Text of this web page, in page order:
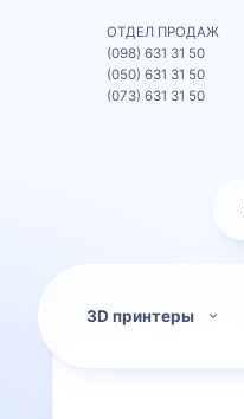
ОТДЕЛ ПРОДАЖ
(098) 631 31 50
(050) 631 31 50
(073) 631 31 50
3D принтеры